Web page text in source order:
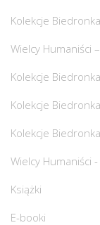
Kolekcje
Wielcy Humaniści
Kolekcje
Kolekcje Biedronka
Kolekcje
Wielcy Humaniści
Książki
E-booki